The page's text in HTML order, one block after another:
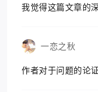
我觉得这篇文章的
一恋之秋
作者对于问题的论